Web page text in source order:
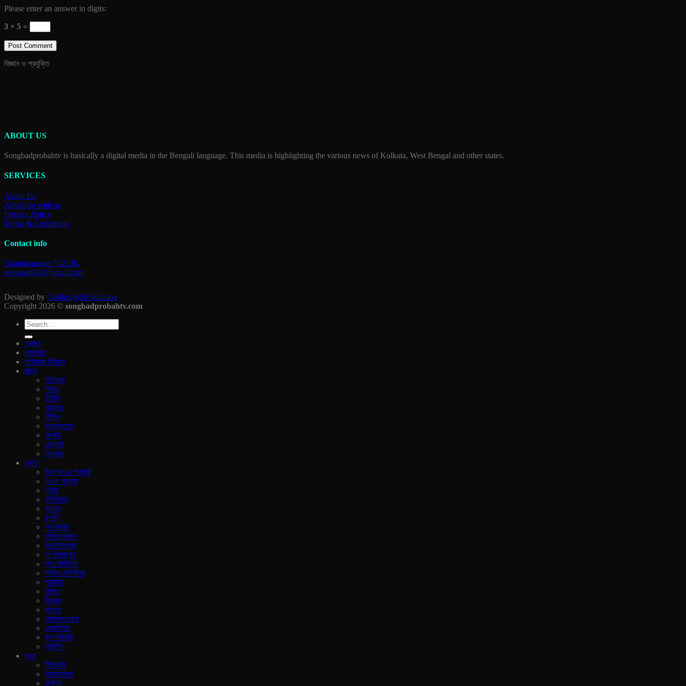
Please enter an answer in digits:
3 × 5 =
বিজ্ঞান ও প্রযুক্তি
ABOUT US
Songbadprobahtv is basically a digital media in the Bengali language. This media is highlighting the various news of Kolkata, West Bengal and other states.
SERVICES
About Us
Advertise with us
Privacy Policy
Terms & Conditions
Contact info
Chandannagar 712136.
newsnet830@gmail.com
Designed by Golden Web Solution
Copyright 2026 © songbadprobahtv.com
প্রচ্ছদ
কলকাতা
পশ্চিমবঙ্গ নির্বাচন
রাজ‍্য
পচিমবন্গ
বিহার
ইউপি
ঝাড়খন্ড
দিল্লি
মধ্যপ্রদেশ
মুম্বাই
চেন্নাই
অন্যান
জেলা
উত্তর ২৪ পরগনা
দঃ২৪ পরগনা
নদীয়া
মুর্শিদাবাদ
হাওড়া
হুগলী
পূর্ব বর্ধমান
পশ্চিম বর্ধমান
উঃ দিনাজপুর
দঃ দিনাজপুর
পূর্ব মেদিনীপুর
পশ্চিম মেদিনীপুর
পুরুলিয়া
বাঁকুড়া
বীরভুম
মালদহ
আলিপুর দুয়ার
কোচবিহার
জলপাইগুড়ি
দার্জিলিং
শহর
শিলিগুড়ি
আসানসোল
দুর্গাপুর